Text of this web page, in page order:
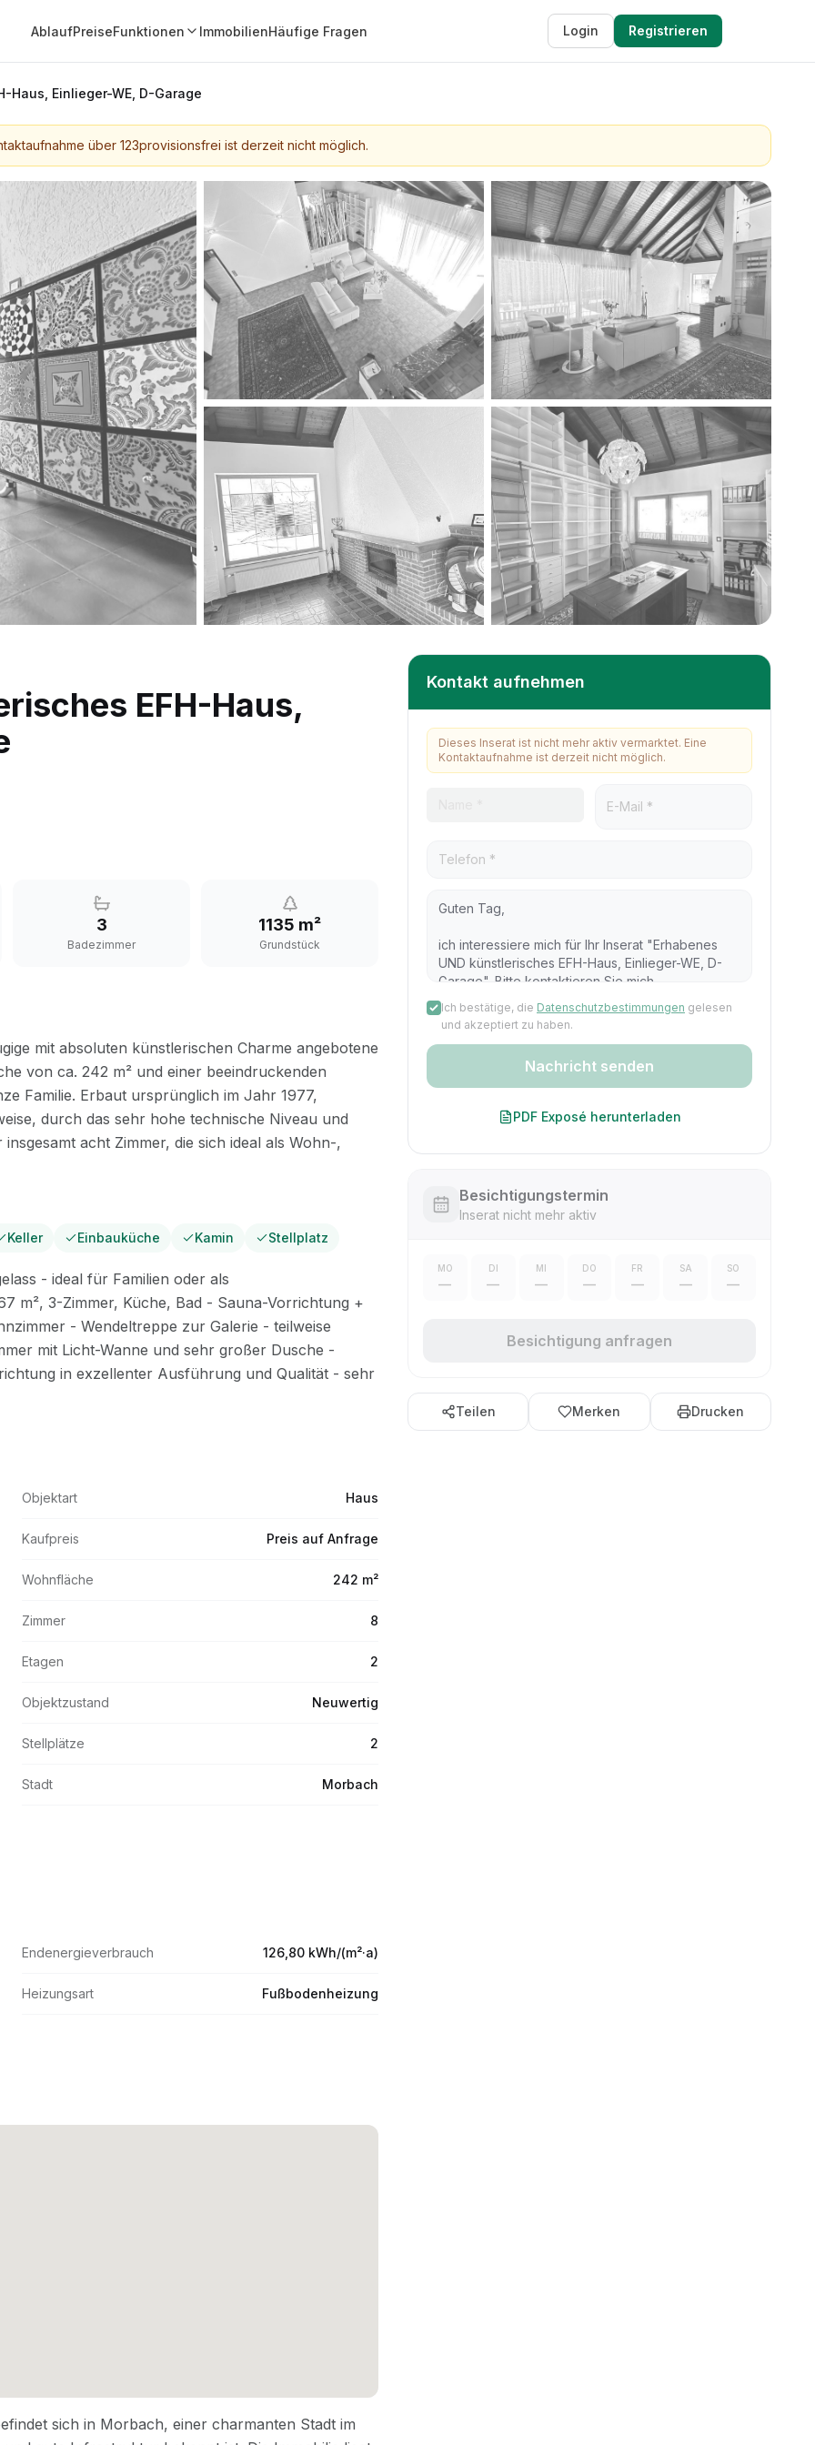
AblaufPreiseFunktionen ImmobilienHäufige Fragen Login Registrieren
Haus, Einlieger-WE, D-Garage
über 123provisionsfrei ist derzeit nicht möglich.
EFH-Haus,
3
Badezimmer
1135 m²
Grundstück
Keller Einbauküche Kamin Stellplatz
Objektart Haus
Kaufpreis Preis auf Anfrage
Wohnfläche 242 m²
Zimmer 8
Etagen 2
Objektzustand Neuwertig
Stellplätze 2
Stadt Morbach
Endenergieverbrauch 126,80 kWh/(m²·a)
Heizungsart Fußbodenheizung
Kontakt aufnehmen
Dieses Inserat ist nicht mehr aktiv vermarktet. Eine
Kontaktaufnahme ist derzeit nicht möglich.
Ich bestätige, die Datenschutzbestimmungen gelesen
und akzeptiert zu haben.
Nachricht senden
PDF Exposé herunterladen
Besichtigungstermin
Inserat nicht mehr aktiv
MO
—
DI
—
MI
—
DO
—
FR
—
SA
—
SO
—
Besichtigung anfragen
Teilen Merken Drucken